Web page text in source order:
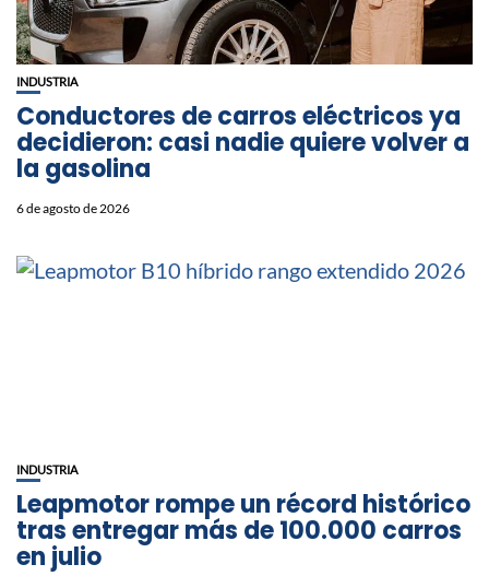
INDUSTRIA
Conductores de carros eléctricos ya
decidieron: casi nadie quiere volver a
la gasolina
6 de agosto de 2026
INDUSTRIA
Leapmotor rompe un récord histórico
tras entregar más de 100.000 carros
en julio